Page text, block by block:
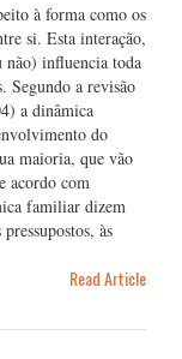
à forma como os
si. Esta interação,
não) influencia toda
Segundo a revisão
a dinâmica
do
maioria, que vão
acordo com
familiar dizem
às
Read Article